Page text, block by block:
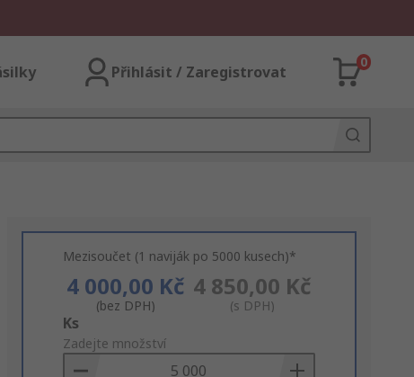
Přihlásit / Zaregistrovat
0
Mezisoučet (1 naviják po 5000 kusech)*
4 000,00 Kč
(bez DPH)
4 850,00 Kč
(s DPH)
Add
to
Basket
Ks
Zadejte množství